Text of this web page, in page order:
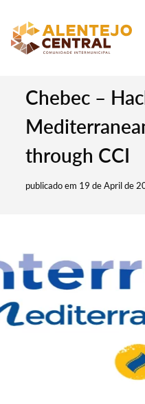
Chebec –
through CCI
publicado em 19 de April de